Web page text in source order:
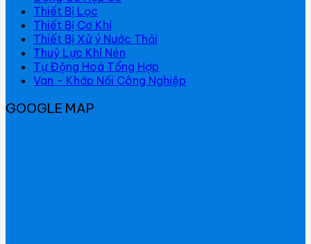
Thiết Bị Lọc
Thiết Bị Cơ Khí
Thiết Bị Xử ý Nước Thải
Thuỷ Lực Khí Nén
Tự Động Hoá Tổng Hợp
Van - Khớp Nối Công Nghiệp
GOOGLE MAP